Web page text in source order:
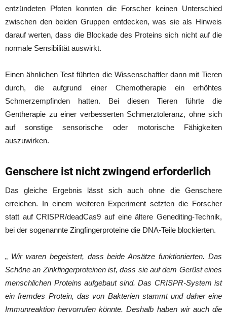
entzündeten Pfoten konnten die Forscher keinen Unterschied
zwischen den beiden Gruppen entdecken, was sie als Hinweis
darauf werten, dass die Blockade des Proteins sich nicht auf die
normale Sensibilität auswirkt.
Einen ähnlichen Test führten die Wissenschaftler dann mit Tieren
durch, die aufgrund einer Chemotherapie ein erhöhtes
Schmerzempfinden hatten. Bei diesen Tieren führte die
Gentherapie zu einer verbesserten Schmerztoleranz, ohne sich
auf sonstige sensorische oder motorische Fähigkeiten
auszuwirken.
Genschere ist nicht zwingend erforderlich
Das gleiche Ergebnis lässt sich auch ohne die Genschere
erreichen. In einem weiteren Experiment setzten die Forscher
statt auf CRISPR/deadCas9 auf eine ältere Genediting-Technik,
bei der sogenannte Zingfingerproteine die DNA-Teile blockierten.
„ Wir waren begeistert, dass beide Ansätze funktionierten. Das
Schöne an Zinkfingerproteinen ist, dass sie auf dem Gerüst eines
menschlichen Proteins aufgebaut sind. Das CRISPR-System ist
ein fremdes Protein, das von Bakterien stammt und daher eine
Immunreaktion hervorrufen könnte. Deshalb haben wir auch die